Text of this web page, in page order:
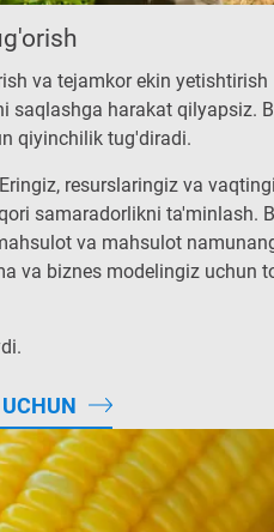
va tejamkor ekin yetishtirish
saqlashga harakat qilyapsiz.
qiyinchilik tug'diradi.
resurslaringiz va
samaradorlikni ta'minlash.
va mahsulot
va biznes modelingiz uchun